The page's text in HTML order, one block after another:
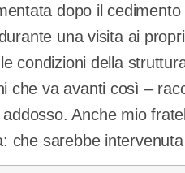
dopo il
una visita ai
condizioni della
che va avanti così –
Anche mio
che sarebbe